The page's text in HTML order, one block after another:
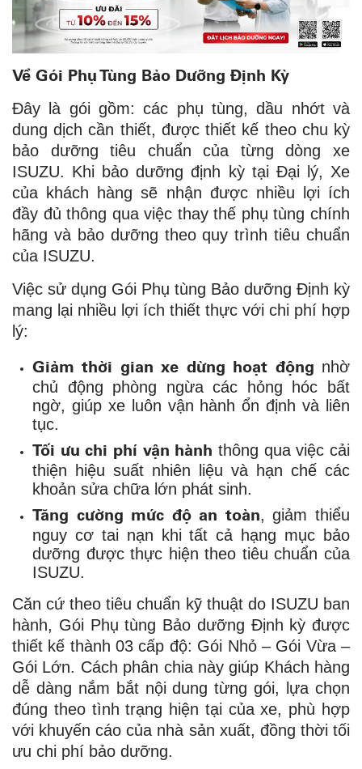
Về Gói Phụ Tùng Bảo Dưỡng Định Kỳ
Đây là gói gồm: các phụ tùng, dầu nhớt và
dung dịch cần thiết, được thiết kế theo chu kỳ
bảo dưỡng tiêu chuẩn của từng dòng xe
ISUZU. Khi bảo dưỡng định kỳ tại Đại lý, Xe
của khách hàng sẽ nhận được nhiều lợi ích
đầy đủ thông qua việc thay thế phụ tùng chính
hãng và bảo dưỡng theo quy trình tiêu chuẩn
của ISUZU.
Việc sử dụng Gói Phụ tùng Bảo dưỡng Định kỳ
mang lại nhiều lợi ích thiết thực với chi phí hợp
lý:
Giảm thời gian xe dừng hoạt động nhờ
chủ động phòng ngừa các hỏng hóc bất
ngờ, giúp xe luôn vận hành ổn định và liên
tục.
Tối ưu chi phí vận hành thông qua việc cải
thiện hiệu suất nhiên liệu và hạn chế các
khoản sửa chữa lớn phát sinh.
Tăng cường mức độ an toàn, giảm thiểu
nguy cơ tai nạn khi tất cả hạng mục bảo
dưỡng được thực hiện theo tiêu chuẩn của
ISUZU.
Căn cứ theo tiêu chuẩn kỹ thuật do ISUZU ban
hành, Gói Phụ tùng Bảo dưỡng Định kỳ được
thiết kế thành 03 cấp độ: Gói Nhỏ – Gói Vừa –
Gói Lớn. Cách phân chia này giúp Khách hàng
dễ dàng nắm bắt nội dung từng gói, lựa chọn
đúng theo tình trạng hiện tại của xe, phù hợp
với khuyến cáo của nhà sản xuất, đồng thời tối
ưu chi phí bảo dưỡng.